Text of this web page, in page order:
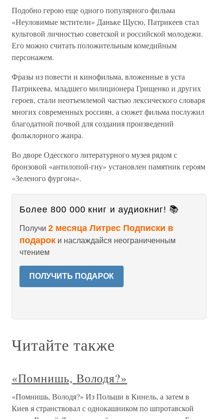
Подобно герою еще одного популярного фильма
«Неуловимые мстители» Даньке Щусю, Патрикеев стал
культовой личностью советской и российской молодежи.
Его можно считать положительным комедийным
персонажем.
Фразы из повести и кинофильма, вложенные в уста
Патрикеева, младшего милиционера Грищенко и других
героев, стали неотъемлемой частью лексического словаря
многих современных россиян, а сюжет фильма послужил
благодатной почвой для создания произведений
фольклорного жанра.
Во дворе Одесского литературного музея рядом с
бронзовой «антилопой-гну» установлен памятник героям
«Зеленого фургона».
Более 800 000 книг и аудиокниг! 📚
Получи 2 месяца Литрес Подписки в
подарок и наслаждайся неограниченным
чтением
ПОЛУЧИТЬ ПОДАРОК
Читайте также
«Помнишь, Володя?»
«Помнишь, Володя?» Из Польши в Кинель, а затем в
Киев я странствовал с однокашником по шпротавской